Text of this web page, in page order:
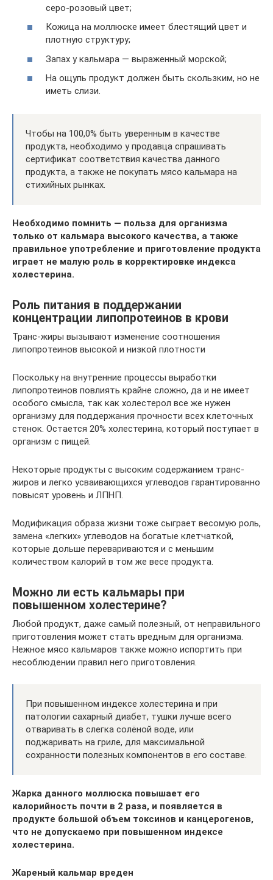
серо-розовый цвет;
Кожица на моллюске имеет блестящий цвет и
плотную структуру;
Запах у кальмара — выраженный морской;
На ощупь продукт должен быть скользким, но не
иметь слизи.
Чтобы на 100,0% быть уверенным в качестве
продукта, необходимо у продавца спрашивать
сертификат соответствия качества данного
продукта, а также не покупать мясо кальмара на
стихийных рынках.
Необходимо помнить — польза для организма
только от кальмара высокого качества, а также
правильное употребление и приготовление продукта
играет не малую роль в корректировке индекса
холестерина.
Роль питания в поддержании
концентрации липопротеинов в крови
Транс-жиры вызывают изменение соотношения
липопротеинов высокой и низкой плотности
Поскольку на внутренние процессы выработки
липопротеинов повлиять крайне сложно, да и не имеет
особого смысла, так как холестерол все же нужен
организму для поддержания прочности всех клеточных
стенок. Остается 20% холестерина, который поступает в
организм с пищей.
Некоторые продукты с высоким содержанием транс-
жиров и легко усваивающихся углеводов гарантированно
повысят уровень и ЛПНП.
Модификация образа жизни тоже сыграет весомую роль,
замена «легких» углеводов на богатые клетчаткой,
которые дольше перевариваются и с меньшим
количеством калорий в том же весе продукта.
Можно ли есть кальмары при
повышенном холестерине?
Любой продукт, даже самый полезный, от неправильного
приготовления может стать вредным для организма.
Нежное мясо кальмаров также можно испортить при
несоблюдении правил него приготовления.
При повышенном индексе холестерина и при
патологии сахарный диабет, тушки лучше всего
отваривать в слегка солёной воде, или
поджаривать на гриле, для максимальной
сохранности полезных компонентов в его составе.
Жарка данного моллюска повышает его
калорийность почти в 2 раза, и появляется в
продукте большой объем токсинов и канцерогенов,
что не допускаемо при повышенном индексе
холестерина.
Жареный кальмар вреден